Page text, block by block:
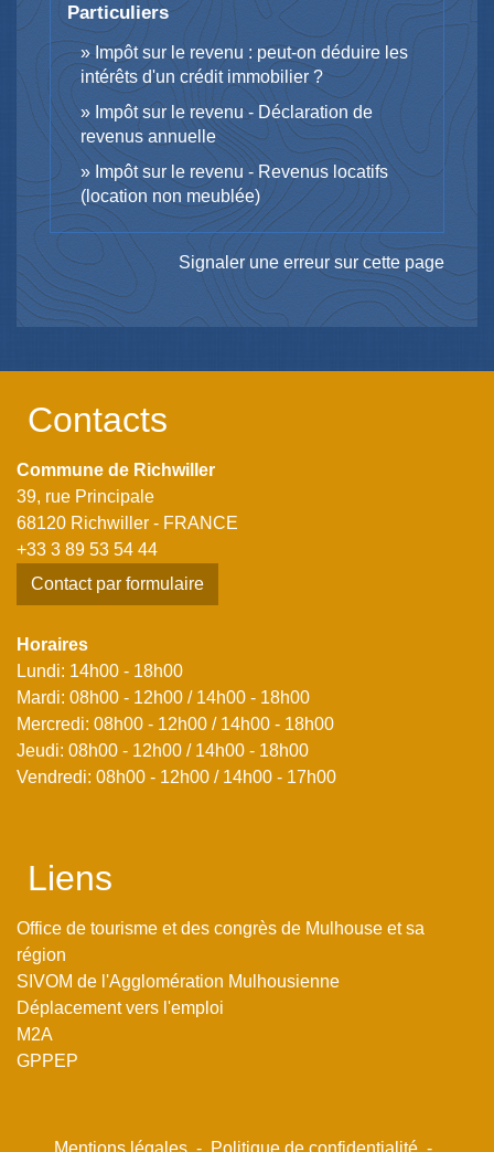
Particuliers
Impôt sur le revenu : peut-on déduire les
intérêts d'un crédit immobilier ?
Impôt sur le revenu - Déclaration de
revenus annuelle
Impôt sur le revenu - Revenus locatifs
(location non meublée)
Signaler une erreur sur cette page
Contacts
Commune de Richwiller
39, rue Principale
68120 Richwiller - FRANCE
+33 3 89 53 54 44
Contact par formulaire
Horaires
Lundi: 14h00 - 18h00
Mardi: 08h00 - 12h00 / 14h00 - 18h00
Mercredi: 08h00 - 12h00 / 14h00 - 18h00
Jeudi: 08h00 - 12h00 / 14h00 - 18h00
Vendredi: 08h00 - 12h00 / 14h00 - 17h00
Liens
Office de tourisme et des congrès de Mulhouse et sa
région
SIVOM de l'Agglomération Mulhousienne
Déplacement vers l'emploi
M2A
GPPEP
Mentions légales - Politique de confidentialité -